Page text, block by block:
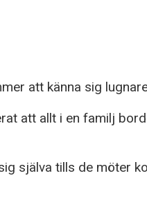
att känna sig
att allt i en familj
själva tills de möter